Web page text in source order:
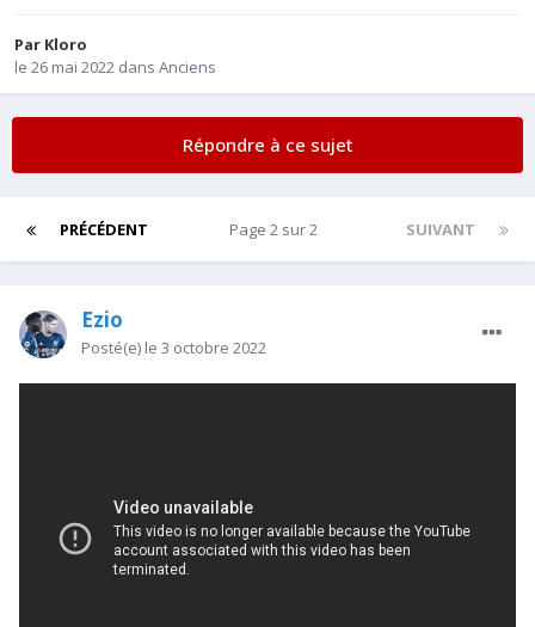
Par Kloro
le 26 mai 2022 dans Anciens
Répondre à ce sujet
PRÉCÉDENT SUIVANT
Page 2 sur 2
Ezio
Posté(e) le 3 octobre 2022